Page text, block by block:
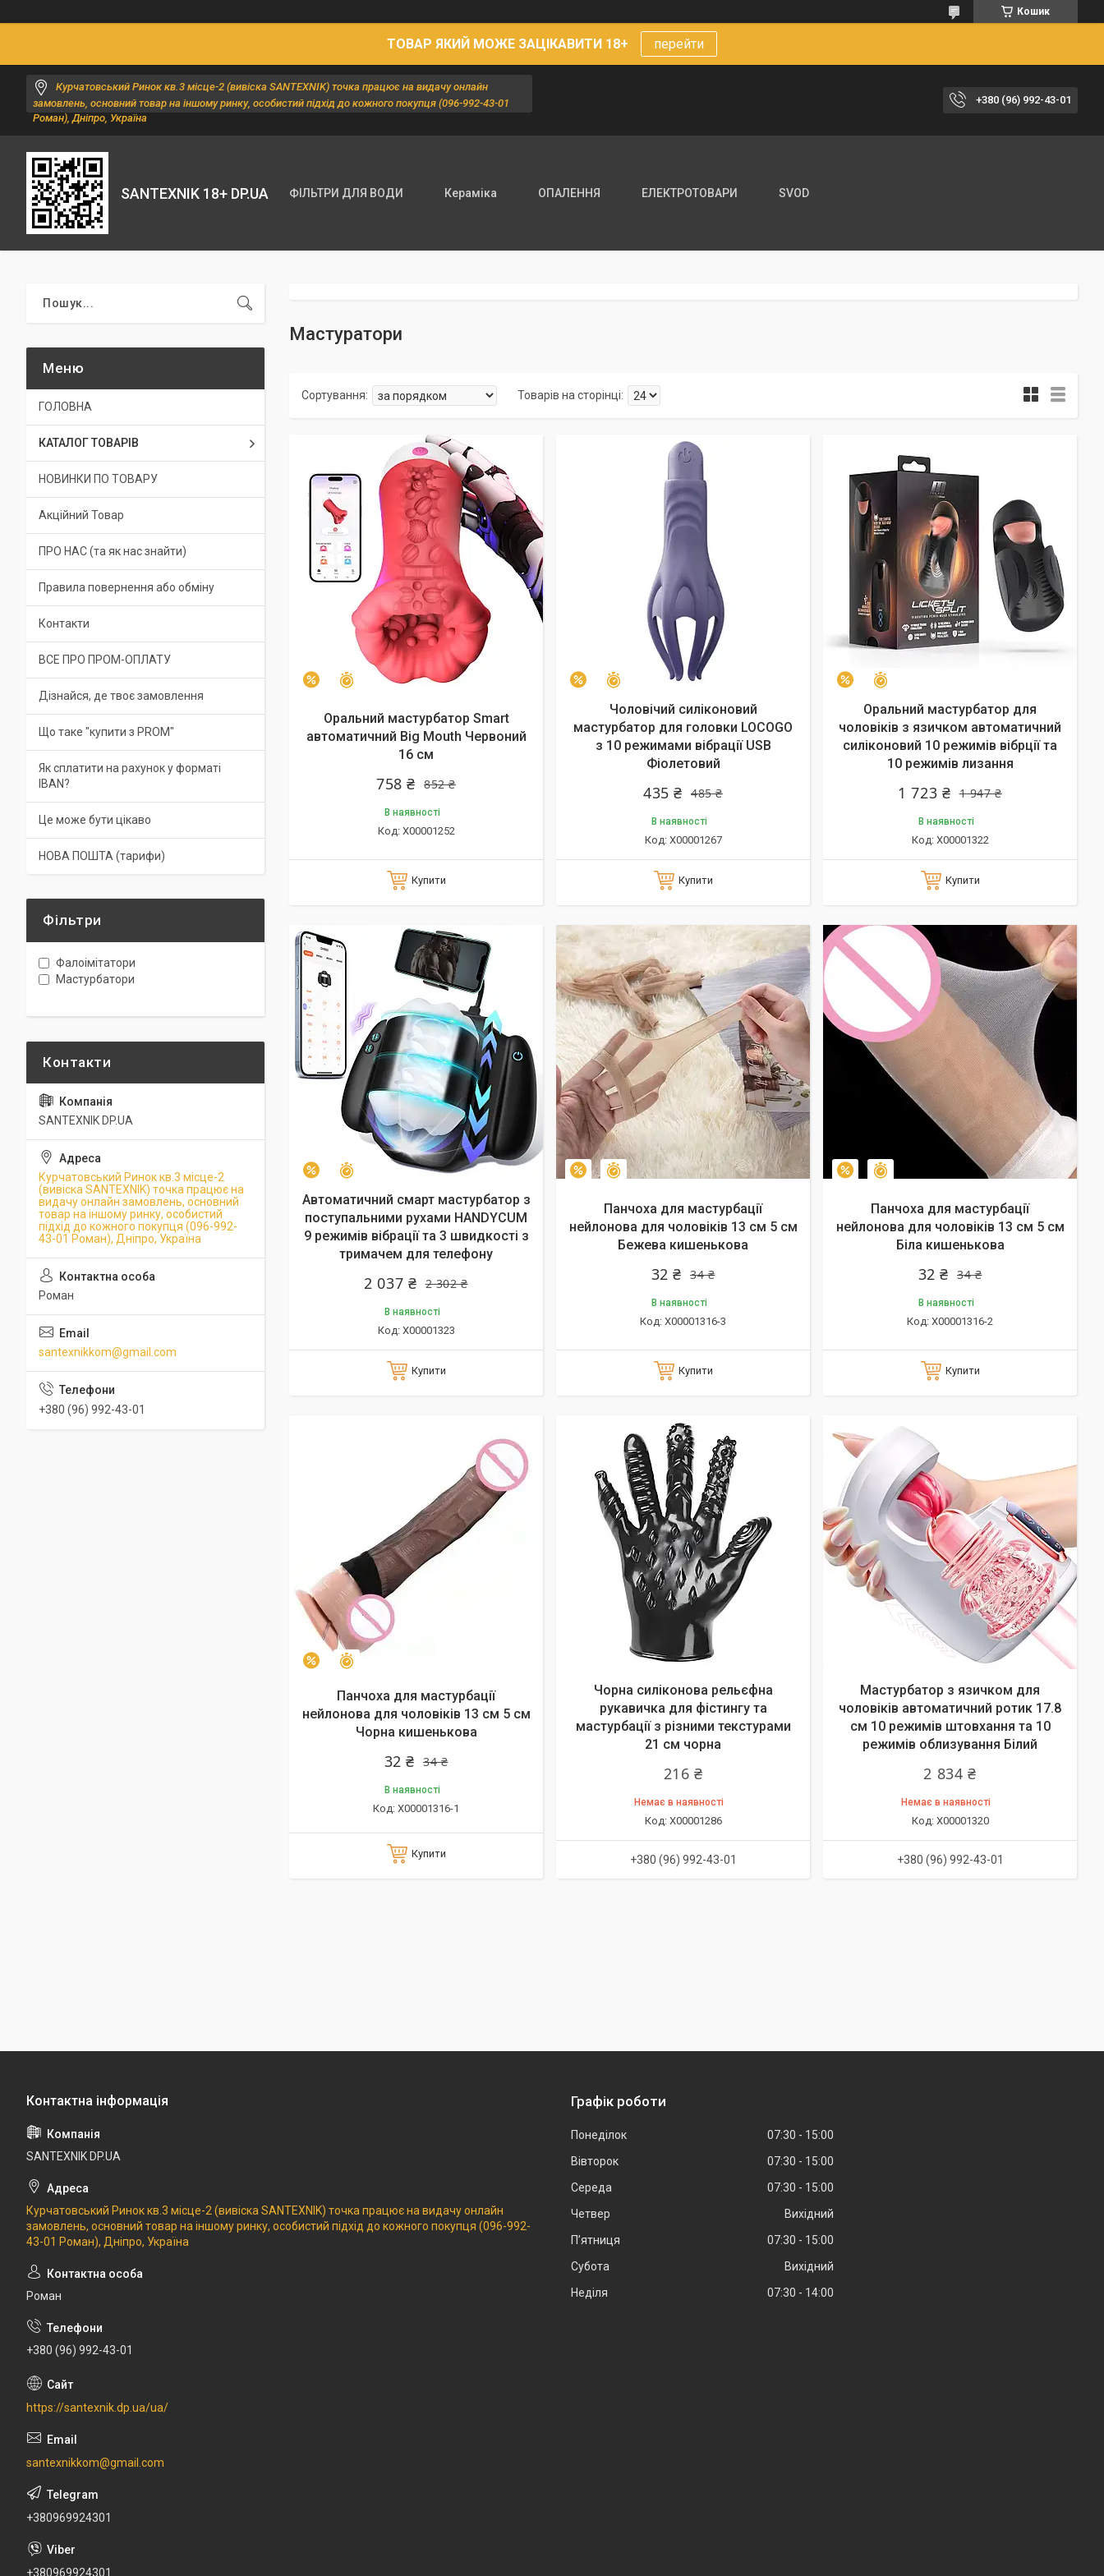
Кошик
ТОВАР ЯКИЙ МОЖЕ ЗАЦІКАВИТИ 18+ перейти
Курчатовський Ринок кв.3 місце-2 (вивіска SANTEXNIK) точка працює на видачу онлайн
замовлень, основний товар на іншому ринку, особистий підхід до кожного покупця (096-992-43-01
Роман), Дніпро, Україна
+380 (96) 992-43-01
SANTEXNIK 18+ DP.UA ФІЛЬТРИ ДЛЯ ВОДИ Кераміка ОПАЛЕННЯ ЕЛЕКТРОТОВАРИ SVOD
Мастуратори
–11% Залишилось 43 дні
Оральний мастурбатор Smart
автоматичний Big Mouth Червоний
16 см
852 ₴
758 ₴
В наявності
X00001252
Купити
–10% Залишилось 45 днів
Чоловічий силіконовий
мастурбатор для головки LOCOGO
з 10 режимами вібрації USB
Фіолетовий
485 ₴
435 ₴
В наявності
X00001267
Купити
–12%
Оральний мастурбатор для
чоловіків з язичком автоматичний
силіконовий 10 режимів вібрції та
10 режимів лизання
1 947 ₴
1 723 ₴
В наявності
X00001322
Купити
–12% Залишилось 35 днів
Автоматичний смарт мастурбатор з
поступальними рухами HANDYCUM
9 режимів вібрації та 3 швидкості з
тримачем для телефону
2 302 ₴
2 037 ₴
В наявності
X00001323
Купити
–6% Залишилось 39 днів
Панчоха для мастурбації
нейлонова для чоловіків 13 см 5 см
Бежева кишенькова
34 ₴
32 ₴
В наявності
X00001316-3
Купити
–6% Залишилось 35 днів
Панчоха для мастурбації
нейлонова для чоловіків 13 см 5 см
Біла кишенькова
34 ₴
32 ₴
В наявності
X00001316-2
Купити
–6%
Панчоха для мастурбації
нейлонова для чоловіків 13 см 5 см
Чорна кишенькова
34 ₴
32 ₴
В наявності
X00001316-1
Купити
Чорна силіконова рельєфна
рукавичка для фістингу та
мастурбації з різними текстурами
21 см чорна
216 ₴
Немає в наявності
X00001286
+380 (96) 992-43-01
Мастурбатор з язичком для
чоловіків автоматичний ротик 17.8
см 10 режимів штовхання та 10
режимів облизування Білий
2 834 ₴
Немає в наявності
X00001320
+380 (96) 992-43-01
ГОЛОВНА
КАТАЛОГ ТОВАРІВ
НОВИНКИ ПО ТОВАРУ
Акційний Товар
ПРО НАС (та як нас знайти)
Правила повернення або обміну
Контакти
ВСЕ ПРО ПРОМ-ОПЛАТУ
Дізнайся, де твоє замовлення
Що таке "купити з PROM"
Як сплатити на рахунок у форматі
IBAN?
Це може бути цікаво
НОВА ПОШТА (тарифи)
Фільтри
Фалоімітатори
Мастурбатори
SANTEXNIK DP.UA
Курчатовський Ринок кв.3 місце-2
(вивіска SANTEXNIK) точка працює на
видачу онлайн замовлень, основний
товар на іншому ринку, особистий
підхід до кожного покупця (096-992-
43-01 Роман), Дніпро, Україна
Роман
santexnikkom@gmail.com
+380 (96) 992-43-01
SANTEXNIK DP.UA
Курчатовський Ринок кв.3 місце-2 (вивіска SANTEXNIK) точка працює на видачу онлайн
замовлень, основний товар на іншому ринку, особистий підхід до кожного покупця (096-992-
43-01 Роман), Дніпро, Україна
Роман
+380 (96) 992-43-01
https://santexnik.dp.ua/ua/
santexnikkom@gmail.com
+380969924301
+380969924301
Графік роботи
Понеділок 07:30
15:00
Вівторок
07:30
15:00
Середа
07:30
15:00
Четвер
Вихідний
Пʼятниця
07:30
15:00
Субота
Вихідний
Неділя
07:30 14:00